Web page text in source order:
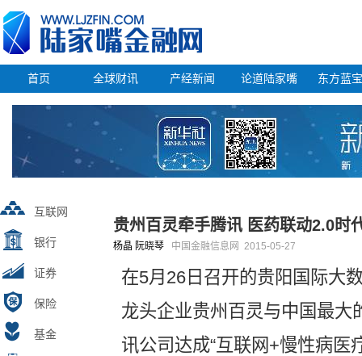
首页 全球财讯 产经新闻 论道陆家嘴 东方蓝
互联网
银行
证券
保险
基金
贵州百灵牵手腾讯 医药联动2.0时
杨晶 阮晓琴 中国金融信息网 2015-05-27
在5月26日召开的贵阳国际大
龙头企业贵州百灵与中国最大
讯公司达成“互联网+慢性病医